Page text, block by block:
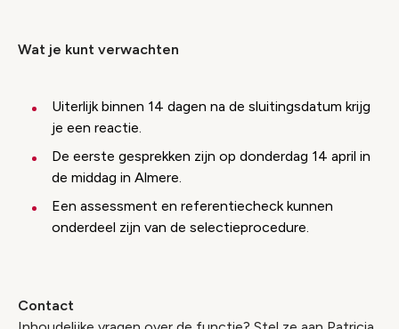
Wat je kunt verwachten
Uiterlijk binnen 14 dagen na de sluitingsdatum krijg
je een reactie.
De eerste gesprekken zijn op donderdag 14 april in
de middag in Almere.
Een assessment en referentiecheck kunnen
onderdeel zijn van de selectieprocedure.
Contact